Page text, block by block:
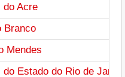
do Acre
Branco
Mendes
Estado do Rio de